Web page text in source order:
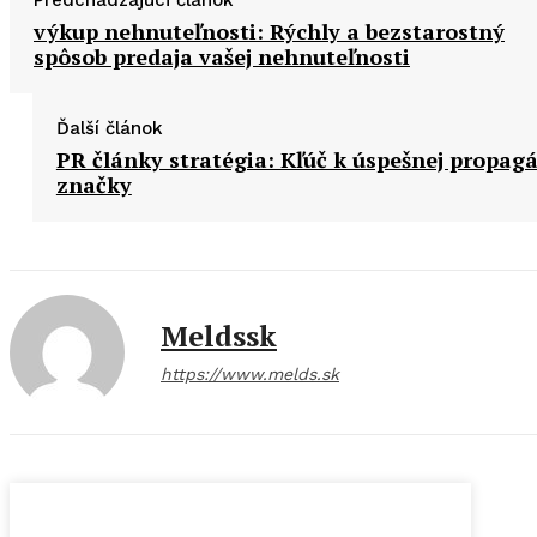
výkup nehnuteľnosti: Rýchly a bezstarostný
spôsob predaja vašej nehnuteľnosti
Ďalší článok
PR články stratégia: Kľúč k úspešnej
značky
Meldssk
https://www.melds.sk